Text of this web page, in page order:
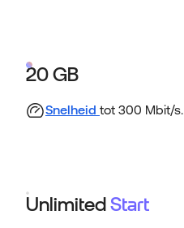
20 GB
Snelheid tot 300 Mbit/s.
UnlimitedStart